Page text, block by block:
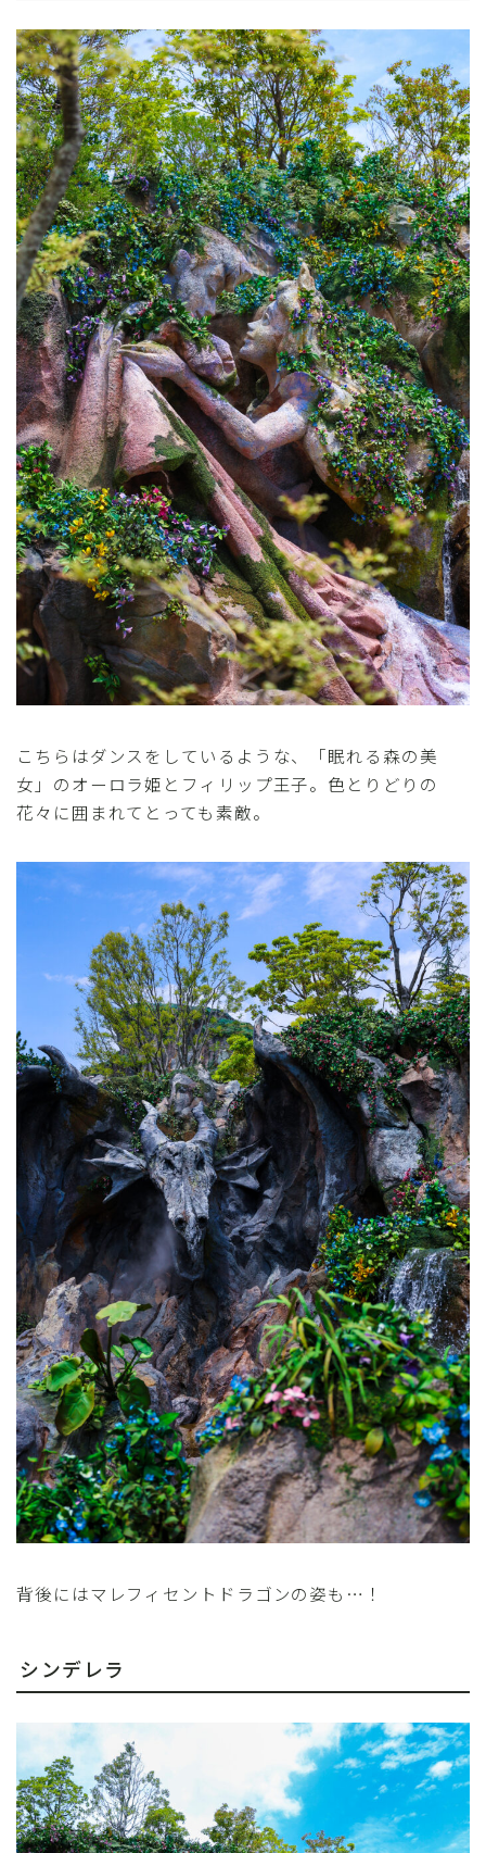
こちらはダンスをしているような、「眠れる森の美
女」のオーロラ姫とフィリップ王子。色とりどりの
花々に囲まれてとっても素敵。
背後にはマレフィセントドラゴンの姿も…！
シンデレラ